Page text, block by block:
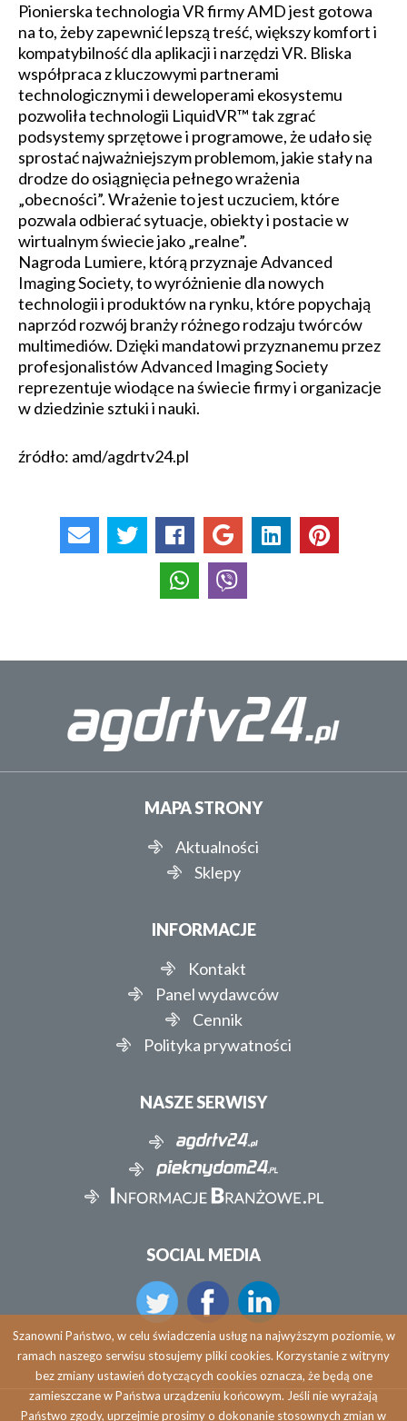
Pionierska technologia VR firmy AMD jest gotowa
na to, żeby zapewnić lepszą treść, większy komfort i
kompatybilność dla aplikacji i narzędzi VR. Bliska
współpraca z kluczowymi partnerami
technologicznymi i deweloperami ekosystemu
pozwoliła technologii LiquidVR™ tak zgrać
podsystemy sprzętowe i programowe, że udało się
sprostać najważniejszym problemom, jakie stały na
drodze do osiągnięcia pełnego wrażenia
„obecności”. Wrażenie to jest uczuciem, które
pozwala odbierać sytuacje, obiekty i postacie w
wirtualnym świecie jako „realne”.
Nagroda Lumiere, którą przyznaje Advanced
Imaging Society, to wyróżnienie dla nowych
technologii i produktów na rynku, które popychają
naprzód rozwój branży różnego rodzaju twórców
multimediów. Dzięki mandatowi przyznanemu przez
profesjonalistów Advanced Imaging Society
reprezentuje wiodące na świecie firmy i organizacje
w dziedzinie sztuki i nauki.
źródło: amd/agdrtv24.pl
MAPA STRONY
Aktualności
Sklepy
INFORMACJE
Kontakt
Panel wydawców
Cennik
Polityka prywatności
NASZE SERWISY
SOCIAL MEDIA
Szanowni Państwo, w celu świadczenia usług na najwyższym poziomie, w
ramach naszego serwisu stosujemy pliki cookies. Korzystanie z witryny
bez zmiany ustawień dotyczących cookies oznacza, że będą one
zamieszczane w Państwa urządzeniu końcowym. Jeśli nie wyrażają
Państwo zgody, uprzejmie prosimy o dokonanie stosownych zmian w